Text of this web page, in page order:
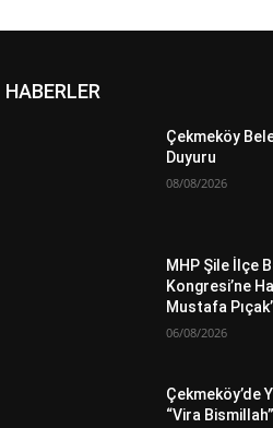
HABERLER
Çekmeköy
Duyuru
08/08/2026
MHP Şile İlçe
Kongresi’ne
Mustafa
06/08/2026
Çekmeköy’de
“Vira